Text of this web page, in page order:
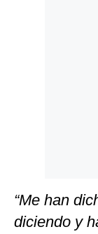
“Me han
diciendo y